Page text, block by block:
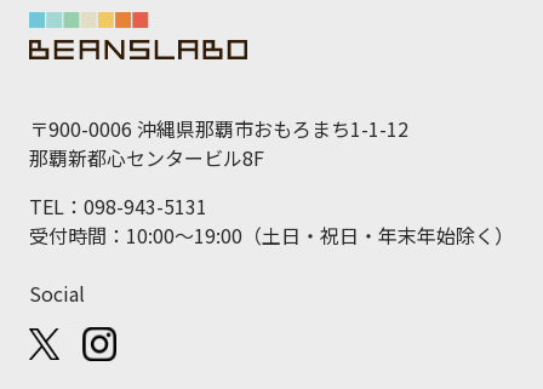
〒900-0006 沖縄県那覇市おもろまち1-1-12
那覇新都心センタービル8F
TEL：098-943-5131
受付時間：10:00～19:00（土日・祝日・年末年始除く）
Social